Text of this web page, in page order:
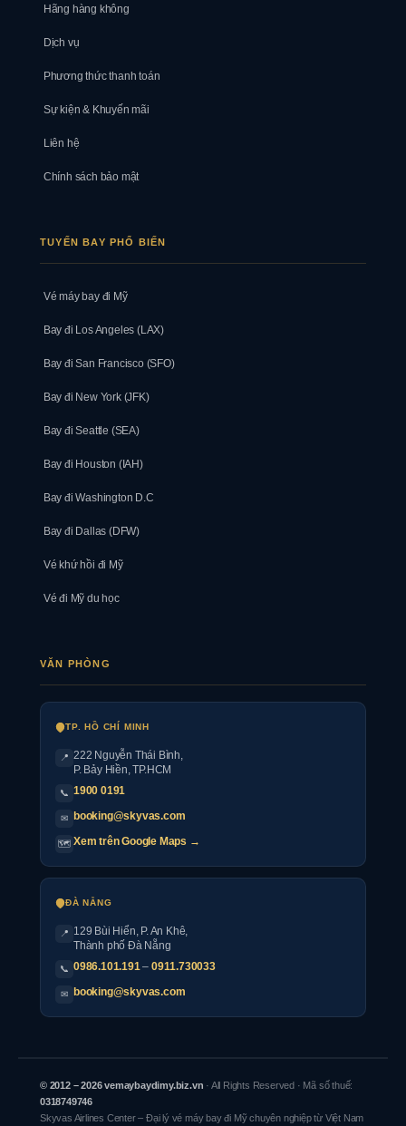
Hãng hàng không
Dịch vụ
Phương thức thanh toán
Sự kiện & Khuyến mãi
Liên hệ
Chính sách bảo mật
TUYẾN BAY PHỔ BIẾN
Vé máy bay đi Mỹ
Bay đi Los Angeles (LAX)
Bay đi San Francisco (SFO)
Bay đi New York (JFK)
Bay đi Seattle (SEA)
Bay đi Houston (IAH)
Bay đi Washington D.C
Bay đi Dallas (DFW)
Vé khứ hồi đi Mỹ
Vé đi Mỹ du học
VĂN PHÒNG
TP. HỒ CHÍ MINH
📍 222 Nguyễn Thái Bình,
P. Bảy Hiền, TP.HCM
📞 1900 0191
✉ booking@skyvas.com
🗺 Xem trên Google Maps →
ĐÀ NẴNG
📍
129 Bùi Hiển, P. An Khê,
Thành phố Đà Nẵng
📞 0986.101.191–0911.730033
✉ booking@skyvas.com
© 2012 – 2026 vemaybaydimy.biz.vn · All Rights Reserved · Mã số thuế:
0318749746
Skyvas Airlines Center – Đại lý vé máy bay đi Mỹ chuyên nghiệp từ Việt Nam